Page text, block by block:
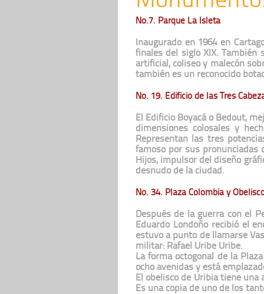
No.7. Parque La Isleta
Inaugurado en 1964 en
finales del siglo XIX. También
artificial, coliseo y malecón
también es un reconocido
No. 19. Edificio de las Tres
El Edificio Boyacá o Bedout,
dimensiones colosales y
Representan las tres
famoso por sus pronunciadas
Hijos, impulsor del diseño
desnudo de la ciudad.
No. 34. Plaza Colombia y
Después de la guerra con el
Eduardo Londoño recibió el
estuvo a punto de llamarse
militar: Rafael Uribe Uribe.
La forma octogonal de la
ocho avenidas y está
El obelisco de Uribia tiene
Es una copia de uno de los